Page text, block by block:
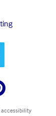
accessibility